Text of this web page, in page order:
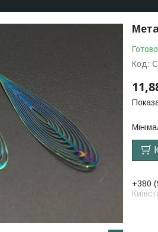
Код:
+380